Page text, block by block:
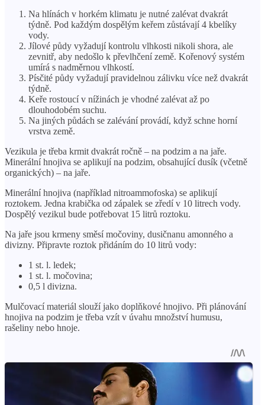
Na hlínách v horkém klimatu je nutné zalévat dvakrát
týdně. Pod každým dospělým keřem zůstávají 4 kbelíky
vody.
Jílové půdy vyžadují kontrolu vlhkosti nikoli shora, ale
zevnitř, aby nedošlo k převlhčení země. Kořenový systém
umírá s nadměrnou vlhkostí.
Písčité půdy vyžadují pravidelnou zálivku více než dvakrát
týdně.
Keře rostoucí v nížinách je vhodné zalévat až po
dlouhodobém suchu.
Na jiných půdách se zalévání provádí, když schne horní
vrstva země.
Vezikula je třeba krmit dvakrát ročně – na podzim a na jaře.
Minerální hnojiva se aplikují na podzim, obsahující dusík (včetně
organických) – na jaře.
Minerální hnojiva (například nitroammofoska) se aplikují
roztokem. Jedna krabička od zápalek se zředí v 10 litrech vody.
Dospělý vezikul bude potřebovat 15 litrů roztoku.
Na jaře jsou krmeny směsí močoviny, dusičnanu amonného a
divizny. Připravte roztok přidáním do 10 litrů vody:
1 st. l. ledek;
1 st. l. močovina;
0,5 l divizna.
Mulčovací materiál slouží jako doplňkové hnojivo. Při plánování
hnojiva na podzim je třeba vzít v úvahu množství humusu,
rašeliny nebo hnoje.